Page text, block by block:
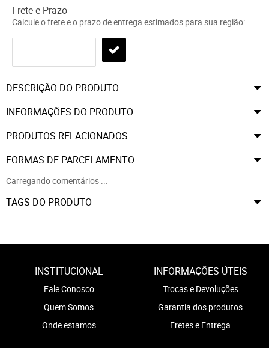
Frete e Prazo
Calcule o frete e o prazo de entrega estimados para sua região:
DESCRIÇÃO DO PRODUTO
INFORMAÇÕES DO PRODUTO
PRODUTOS RELACIONADOS
FORMAS DE PARCELAMENTO
Carregando comentários ...
TAGS DO PRODUTO
INSTITUCIONAL
Fale Conosco
Quem Somos
Onde estamos
INFORMAÇÕES ÚTEIS
Trocas e Devoluções
Garantia dos produtos
Fretes e Entrega